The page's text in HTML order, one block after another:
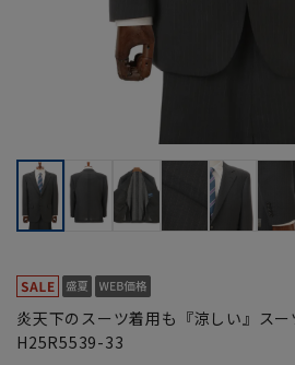
炎天下のスーツ着用も『涼しい』スー
H25R5539-33